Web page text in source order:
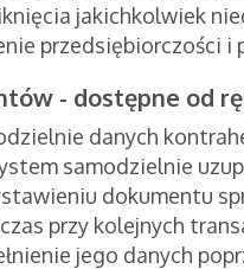
jakichkolwiek
przedsiębiorczości i
- dostępne od
danych
samodzielnie
dokumentu
przy kolejnych
jego danych